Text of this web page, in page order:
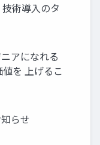
術導入のタ
アになれる
を 上げるこ
らせ